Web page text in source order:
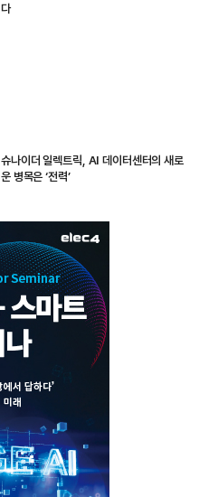
다
슈나이더 일렉트릭, AI 데이터센터의 새로
운 병목은 ‘전력’